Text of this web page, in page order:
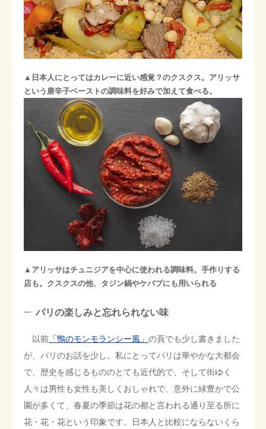
▲日本人にとってはカレーに近い感覚？のクスクス。アリッサ
という唐辛子ペーストの調味料を好みで加えて食べる。
▲アリッサはチュニジアを中心に使われる調味料。手作りする
店も。クスクスの他、タジン鍋やケバブにも用いられる
パリの楽しみと忘れられない味
以前 「鴨のモンモランシー風」 の頁でも少し書きました
が、パリのお話を少し。私にとってパリは華やかな大都会
で、歴史を感じるもののとても近代的で、そして街ゆく
人々は男性も女性も美しくおしゃれで、意外に緑豊かで公
園が多くて、春夏の季節は花の都と言われる通り至る所に
花・花・花という印象です。日本人と比較にならないくら